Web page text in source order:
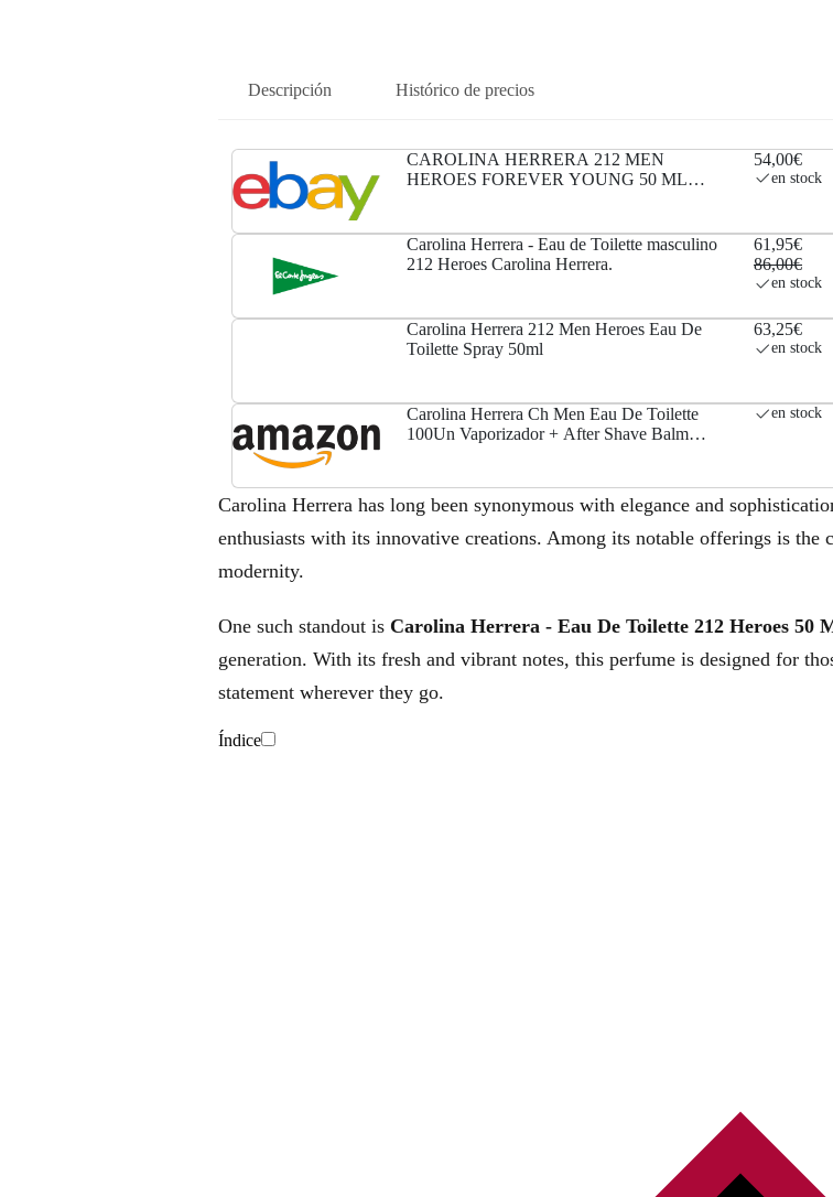
Descripción Histórico de precios
CAROLINA HERRERA 212 MEN
HEROES FOREVER YOUNG 50 ML
54,00€
en stock
Carolina Herrera - Eau de Toilette masculino
212 Heroes Carolina Herrera.
61,95€
86,00€
en stock
Carolina Herrera 212 Men Heroes Eau De
Toilette Spray 50ml
63,25€
en stock
Carolina Herrera Ch Men Eau De Toilette
100Un Vaporizador + After Shave Balm
en stock
Carolina Herrera has long been synonymous with elegance and
enthusiasts with its innovative creations. Among its notable offerings is the
modernity.
One such standout is Carolina Herrera - Eau De Toilette 212 Heroes 50
generation. With its fresh and vibrant notes, this perfume is designed for
statement wherever they go.
Índice